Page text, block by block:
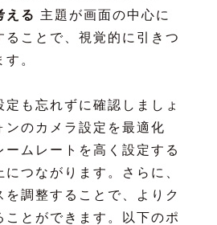
える 主題が画面の中心に
ることで、視覚的に引きつ
。
定も忘れずに確認しましょ
ンのカメラ設定を最適化
ームレートを高く設定する
つながります。さらに、
を調整することで、よりク
ことができます。以下のポ